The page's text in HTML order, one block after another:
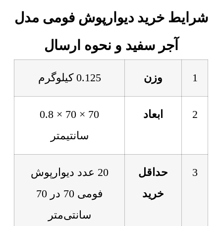
شرایط خرید دیوارپوش فومی مدل
آجر سفید و نحوه ارسال
1 وزن 0.125 کیلوگرم
2 ابعاد
70 × 70 × 0.8
سانتیمتر
3
حداقل
خرید
20 عدد دیوارپوش
فومی 70 در 70
سانتی‌متر